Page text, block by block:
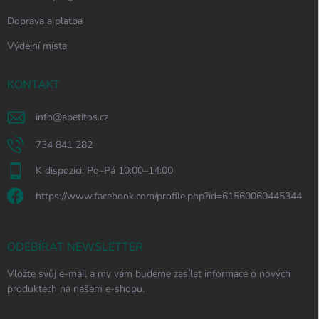
Doprava a platba
Výdejní místa
KONTAKT
info@apetitos.cz
734 841 282
K dispozici: Po–Pá 10:00–14:00
https://www.facebook.com/profile.php?id=61560060445344
ODEBÍRAT NEWSLETTER
Vložte svůj e-mail a my vám budeme zasílat informace o nových
produktech na našem e-shopu.